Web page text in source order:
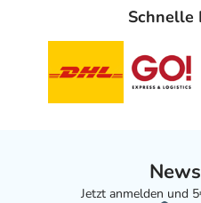
Schnelle
Jetzt anmelden und